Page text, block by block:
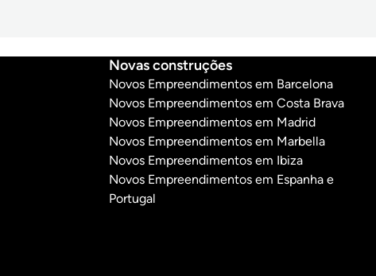
Novas construções
Novos Empreendimentos em Barcelona
Novos Empreendimentos em Costa Brava
Novos Empreendimentos em Madrid
Novos Empreendimentos em Marbella
Novos Empreendimentos em Ibiza
Novos Empreendimentos em Espanha e
Portugal